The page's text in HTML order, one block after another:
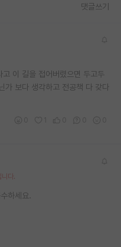
댓글쓰기
이 길을 접어버렸으면 두고두
보다 생각하고 전공책 다 갖다
다.
하세요.